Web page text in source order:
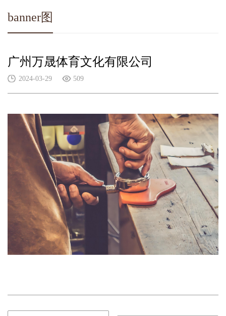
banner图
广州万晟体育文化有限公司
2024-03-29 509